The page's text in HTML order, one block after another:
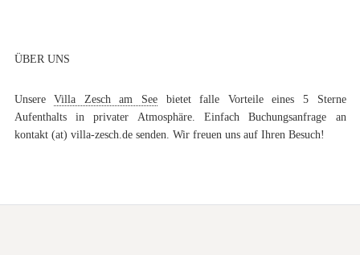
ÜBER UNS
UnsereVilla Zesch am Seebietet falle Vorteile eines 5 Sterne
Aufenthalts in privater Atmosphäre. Einfach Buchungsanfrage an
kontakt (at) villa-zesch.de senden. Wir freuen uns auf Ihren Besuch!